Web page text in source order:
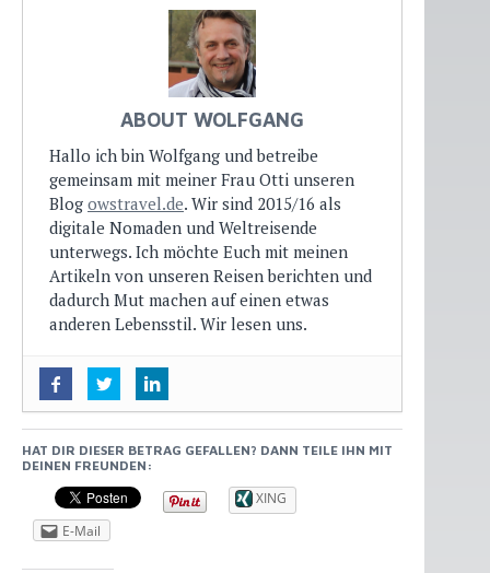
ABOUT WOLFGANG
Hallo ich bin Wolfgang und betreibe
gemeinsam mit meiner Frau Otti unseren
Blog owstravel.de. Wir sind 2015/16 als
digitale Nomaden und Weltreisende
unterwegs. Ich möchte Euch mit meinen
Artikeln von unseren Reisen berichten und
dadurch Mut machen auf einen etwas
anderen Lebensstil. Wir lesen uns.
Manches hält nicht, was es verspricht
25. April 2016
Cape Kidnappers: Mit dem Traktor am
Strand entlang - 10. April 2016
Wai-O-Tapu, Geysire und heiße Quellen
- 8. April 2016
HAT DIR DIESER BETRAG GEFALLEN? DANN TEILE IHN MIT
DEINEN FREUNDEN:
XING
E-Mail